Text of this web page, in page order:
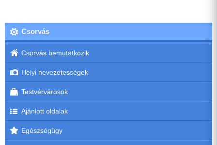
Csorvás
Csorvás bemutatkozik
Helyi nevezetességek
Testvérvárosok
Ajánlott oldalak
Egészségügy